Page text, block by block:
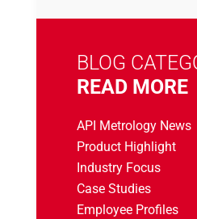
BLOG
READ MORE
API Metrology News
Product Highlight
Industry Focus
Case Studies
Employee Profiles